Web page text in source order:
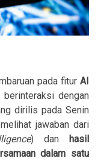
pada fiturAI
berinteraksi dengan
dirilis pada Senin
jawaban dari
) dan hasil
dalam satu